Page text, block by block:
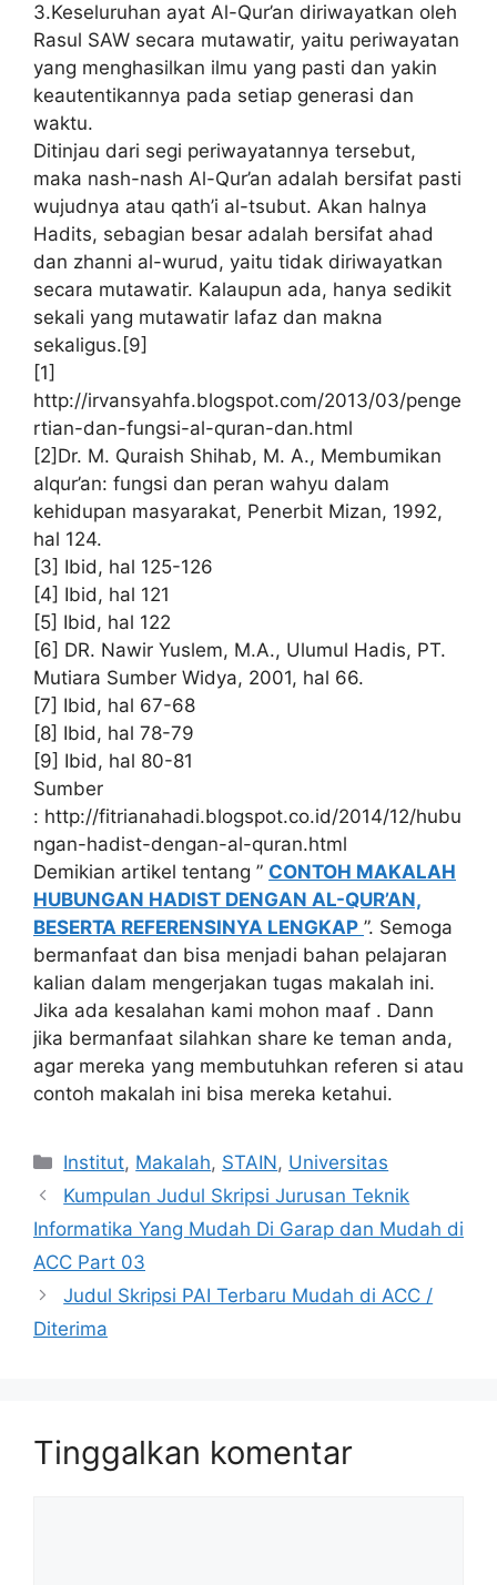
3.Keseluruhan ayat Al-Qur’an diriwayatkan oleh
Rasul SAW secara mutawatir, yaitu periwayatan
yang menghasilkan ilmu yang pasti dan yakin
keautentikannya pada setiap generasi dan
waktu.
Ditinjau dari segi periwayatannya tersebut,
maka nash-nash Al-Qur’an adalah bersifat pasti
wujudnya atau qath’i al-tsubut. Akan halnya
Hadits, sebagian besar adalah bersifat ahad
dan zhanni al-wurud, yaitu tidak diriwayatkan
secara mutawatir. Kalaupun ada, hanya sedikit
sekali yang mutawatir lafaz dan makna
sekaligus.[9]
[1]
http://irvansyahfa.blogspot.com/2013/03/penge
rtian-dan-fungsi-al-quran-dan.html
[2]Dr. M. Quraish Shihab, M. A., Membumikan
alqur’an: fungsi dan peran wahyu dalam
kehidupan masyarakat, Penerbit Mizan, 1992,
hal 124.
[3] Ibid, hal 125-126
[4] Ibid, hal 121
[5] Ibid, hal 122
[6] DR. Nawir Yuslem, M.A., Ulumul Hadis, PT.
Mutiara Sumber Widya, 2001, hal 66.
[7] Ibid, hal 67-68
[8] Ibid, hal 78-79
[9] Ibid, hal 80-81
Sumber
: http://fitrianahadi.blogspot.co.id/2014/12/hubu
ngan-hadist-dengan-al-quran.html
Demikian artikel tentang ” CONTOH MAKALAH
HUBUNGAN HADIST DENGAN AL-QUR’AN,
BESERTA REFERENSINYA LENGKAP ”. Semoga
bermanfaat dan bisa menjadi bahan pelajaran
kalian dalam mengerjakan tugas makalah ini.
Jika ada kesalahan kami mohon maaf . Dann
jika bermanfaat silahkan share ke teman anda,
agar mereka yang membutuhkan referen si atau
contoh makalah ini bisa mereka ketahui.
Kategori
Institut, Makalah, STAIN, Universitas
Kumpulan Judul Skripsi Jurusan Teknik
Informatika Yang Mudah Di Garap dan Mudah di
ACC Part 03
Judul Skripsi PAI Terbaru Mudah di ACC /
Diterima
Tinggalkan komentar